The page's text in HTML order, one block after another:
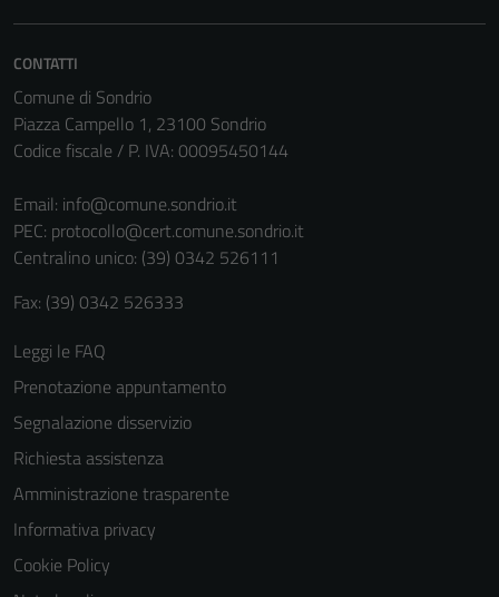
CONTATTI
Comune di Sondrio
Piazza Campello 1, 23100 Sondrio
Codice fiscale / P. IVA: 00095450144
Email: info@comune.sondrio.it
PEC: protocollo@cert.comune.sondrio.it
Centralino unico: (39) 0342 526111
Fax: (39) 0342 526333
Leggi le FAQ
Prenotazione appuntamento
Segnalazione disservizio
Richiesta assistenza
Amministrazione trasparente
Informativa privacy
Cookie Policy